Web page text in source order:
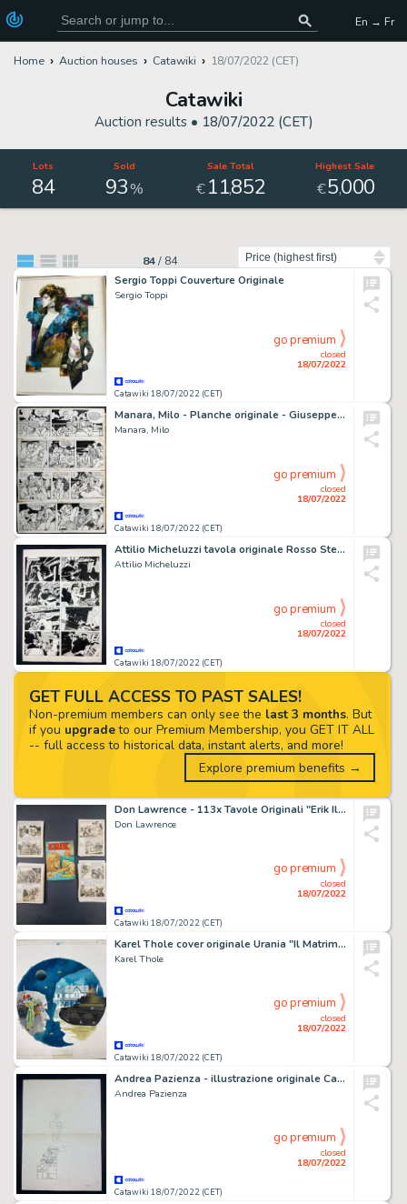
En → Fr
Home Auction houses Catawiki 18/07/2022 (CET)
Catawiki
Auction results • 18/07/2022 (CET)
Lots
84
Sold
93%
Sale Total
€11,852
Highest Sale
€5,000
84/ 84
Sergio Toppi Couverture Originale
Sergio Toppi
Catawiki 18/07/2022 (CET)
closed
18/07/2022
go premium
Manara, Milo - Planche originale - Giuseppe Bergman T3 - Rêver, peut-être - (1989)
Manara, Milo
Catawiki 18/07/2022 (CET)
closed
18/07/2022
go premium
Attilio Micheluzzi tavola originale Rosso Stenton "Shanghai"
Attilio Micheluzzi
Catawiki 18/07/2022 (CET)
closed
18/07/2022
go premium
Don Lawrence - 113x Tavole Originali "Erik Il Vichingo" + Albo a Stampa - (1968)
Don Lawrence
Catawiki 18/07/2022 (CET)
closed
18/07/2022
go premium
Karel Thole cover originale Urania "Il Matrimonio Alchimistico di Alistair Crompton" - (1978)
Karel Thole
Catawiki 18/07/2022 (CET)
closed
18/07/2022
go premium
Andrea Pazienza - illustrazione originale Cannibale "Bono Sto Nero!"
Andrea Pazienza
Catawiki 18/07/2022 (CET)
closed
18/07/2022
go premium
GET FULL ACCESS TO PAST SALES!
Non-premium members can only see the last 3 months. But
if you upgradeto our Premium Membership, you GET IT ALL
-- full access to historical data, instant alerts, and more!
Explore premium benefits →